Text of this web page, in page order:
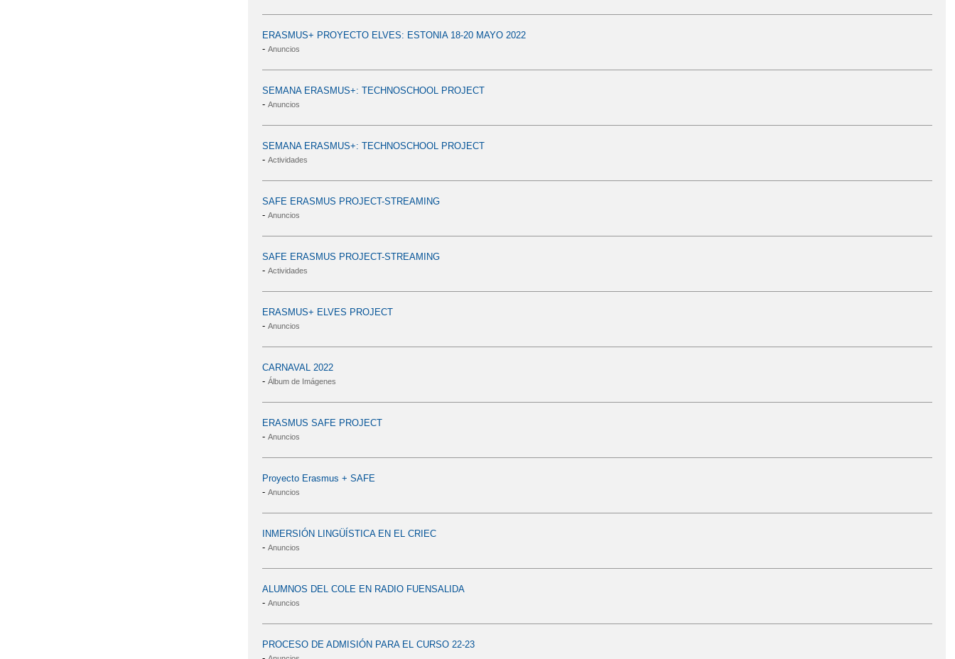
ERASMUS+ PROYECTO ELVES: ESTONIA 18-20 MAYO 2022
- Anuncios
SEMANA ERASMUS+: TECHNOSCHOOL PROJECT
- Anuncios
SEMANA ERASMUS+: TECHNOSCHOOL PROJECT
- Actividades
SAFE ERASMUS PROJECT-STREAMING
- Anuncios
SAFE ERASMUS PROJECT-STREAMING
- Actividades
ERASMUS+ ELVES PROJECT
- Anuncios
CARNAVAL 2022
- Álbum de Imágenes
ERASMUS SAFE PROJECT
- Anuncios
Proyecto Erasmus + SAFE
- Anuncios
INMERSIÓN LINGÜÍSTICA EN EL CRIEC
- Anuncios
ALUMNOS DEL COLE EN RADIO FUENSALIDA
- Anuncios
PROCESO DE ADMISIÓN PARA EL CURSO 22-23